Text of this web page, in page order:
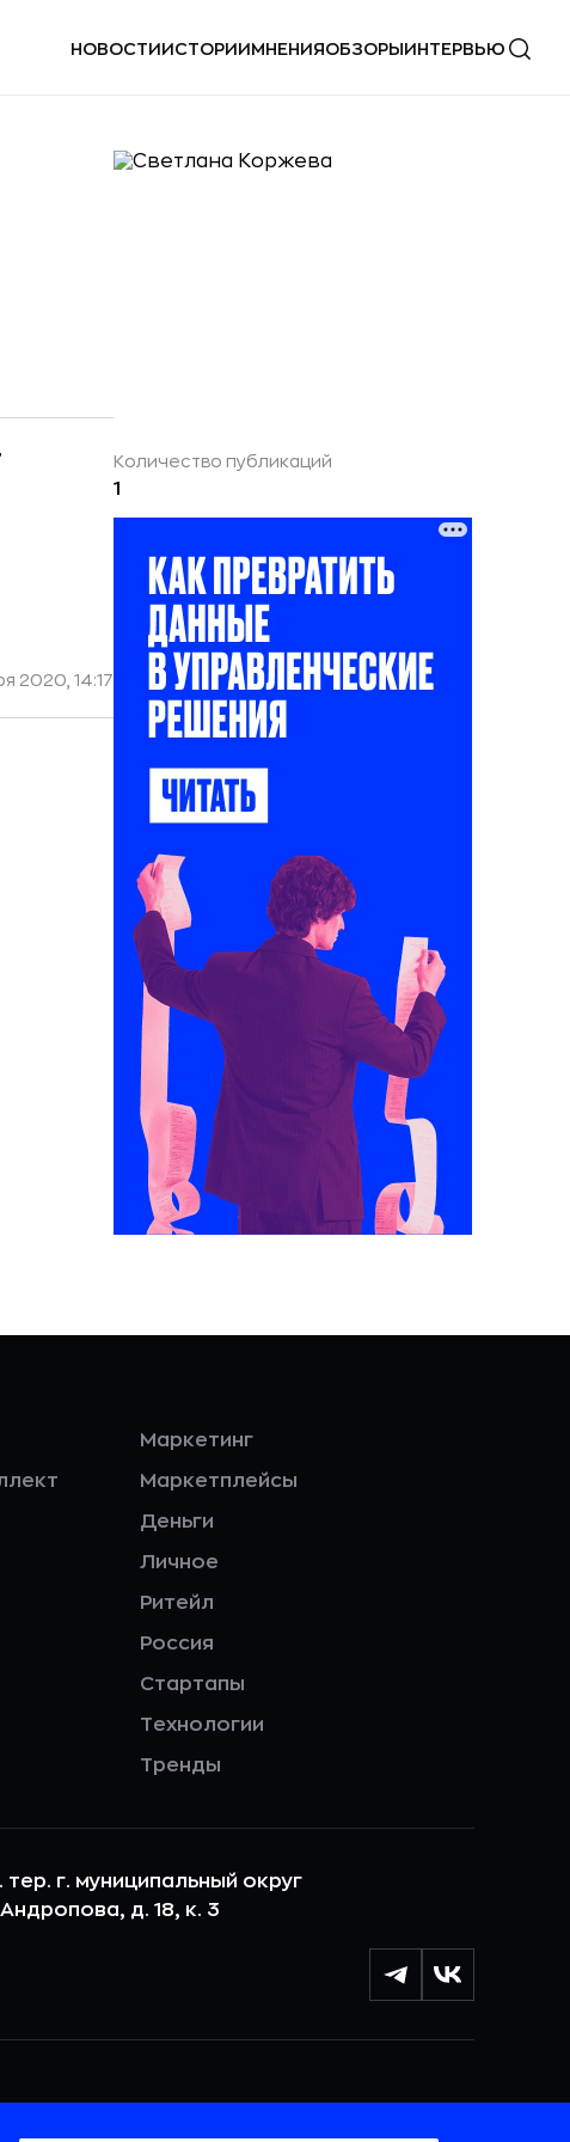
НОВОСТИ ИСТОРИИ МНЕНИЯ ОБЗОРЫ ИНТЕРВЬЮ
2020, 14:17
Количество публикаций
1
Маркетинг
Маркетплейсы
Деньги
Личное
Ритейл
Россия
Стартапы
Технологии
Тренды
тер. г. муниципальный округ
д. 18, к. 3
веб-сайтом. Если вы не хотите, чтобы ваши